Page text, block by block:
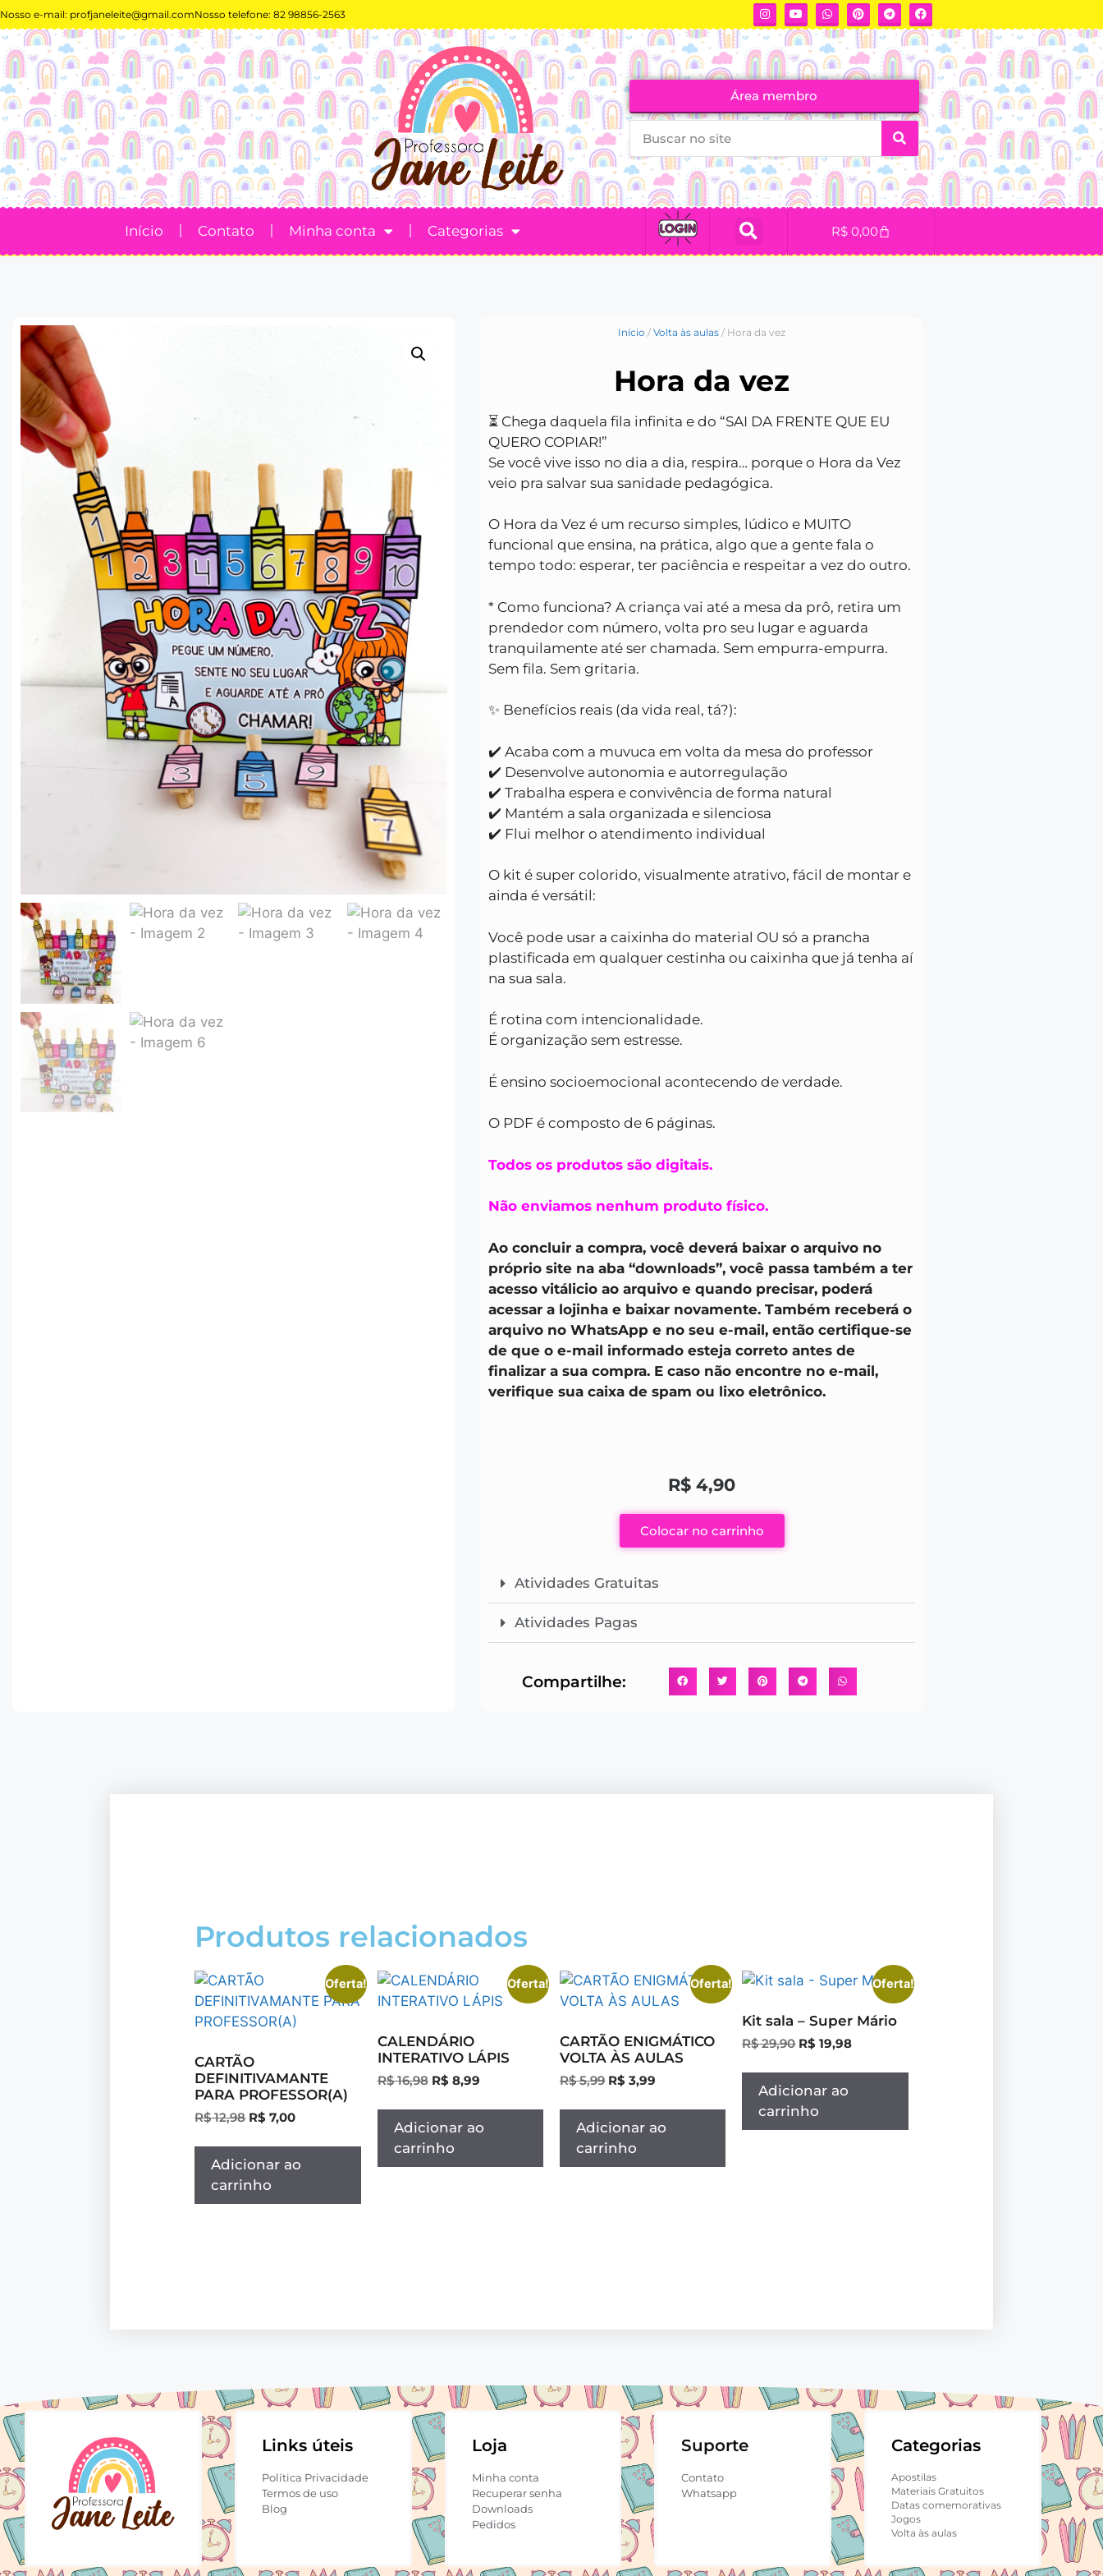
Nosso e-mail: profjaneleite@gmail.comNosso telefone: 82 98856-2563
Área membro
Início Contato Minha conta Categorias R$ 0,00
Início / Volta às aulas / Hora da vez
Hora da vez
⏳ Chega daquela fila infinita e do “SAI DA FRENTE QUE EU
QUERO COPIAR!”
Se você vive isso no dia a dia, respira… porque o Hora da Vez
veio pra salvar sua sanidade pedagógica.
O Hora da Vez é um recurso simples, lúdico e MUITO
funcional que ensina, na prática, algo que a gente fala o
tempo todo: esperar, ter paciência e respeitar a vez do outro.
* Como funciona? A criança vai até a mesa da prô, retira um
prendedor com número, volta pro seu lugar e aguarda
tranquilamente até ser chamada. Sem empurra-empurra.
Sem fila. Sem gritaria.
✨ Benefícios reais (da vida real, tá?):
✔️ Acaba com a muvuca em volta da mesa do professor
✔️ Desenvolve autonomia e autorregulação
✔️ Trabalha espera e convivência de forma natural
✔️ Mantém a sala organizada e silenciosa
✔️ Flui melhor o atendimento individual
O kit é super colorido, visualmente atrativo, fácil de montar e
ainda é versátil:
Você pode usar a caixinha do material OU só a prancha
plastificada em qualquer cestinha ou caixinha que já tenha aí
na sua sala.
É rotina com intencionalidade.
É organização sem estresse.
É ensino socioemocional acontecendo de verdade.
O PDF é composto de 6 páginas.
Todos os produtos são digitais.
Não enviamos nenhum produto físico.
Ao concluir a compra, você deverá baixar o arquivo no
próprio site na aba “downloads”, você passa também a ter
acesso vitálicio ao arquivo e quando precisar, poderá
acessar a lojinha e baixar novamente. Também receberá o
arquivo no WhatsApp e no seu e-mail, então certifique-se
de que o e-mail informado esteja correto antes de
finalizar a sua compra. E caso não encontre no e-mail,
verifique sua caixa de spam ou lixo eletrônico.
R$ 4,90
Colocar no carrinho
Atividades Gratuitas
Atividades Pagas
Compartilhe:
Produtos relacionados
Oferta!
CARTÃO
DEFINITIVAMANTE
PARA PROFESSOR(A)
R$12,98 R$ 7,00
Adicionar ao
carrinho
Oferta!
CALENDÁRIO
INTERATIVO LÁPIS
R$16,98 R$ 8,99
Adicionar ao
carrinho
Oferta!
CARTÃO ENIGMÁTICO
VOLTA ÀS AULAS
R$5,99 R$ 3,99
Adicionar ao
carrinho
Oferta!
Kit sala – Super Mário
R$29,90 R$ 19,98
Adicionar ao
carrinho
Links úteis
Política Privacidade
Termos de uso
Blog
Loja
Minha conta
Recuperar senha
Downloads
Pedidos
Suporte
Contato
Whatsapp
Categorias
Apostilas
Materiais Gratuitos
Datas comemorativas
Jogos
Volta às aulas